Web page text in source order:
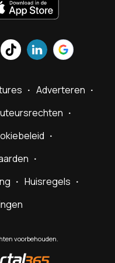
Adverteren
Huisregels
voorbehouden.